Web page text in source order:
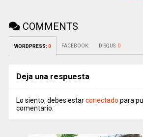
COMMENTS
WORDPRESS: 0 FACEBOOK: DISQUS: 0
Deja una respuesta
Lo siento, debes estarconectado para
comentario.